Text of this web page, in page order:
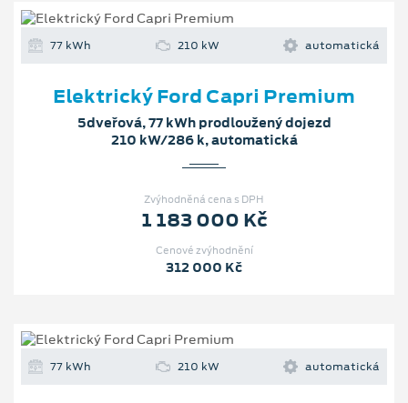
77 kWh 210 kW automatická
Elektrický Ford Capri Premium
5dveřová, 77 kWh prodloužený dojezd
210 kW/286 k, automatická
Zvýhodněná cena s DPH
1 183 000 Kč
Cenové zvýhodnění
312 000 Kč
77 kWh 210 kW automatická